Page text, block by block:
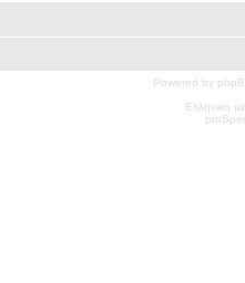
Powered by
Ελληνική
pro